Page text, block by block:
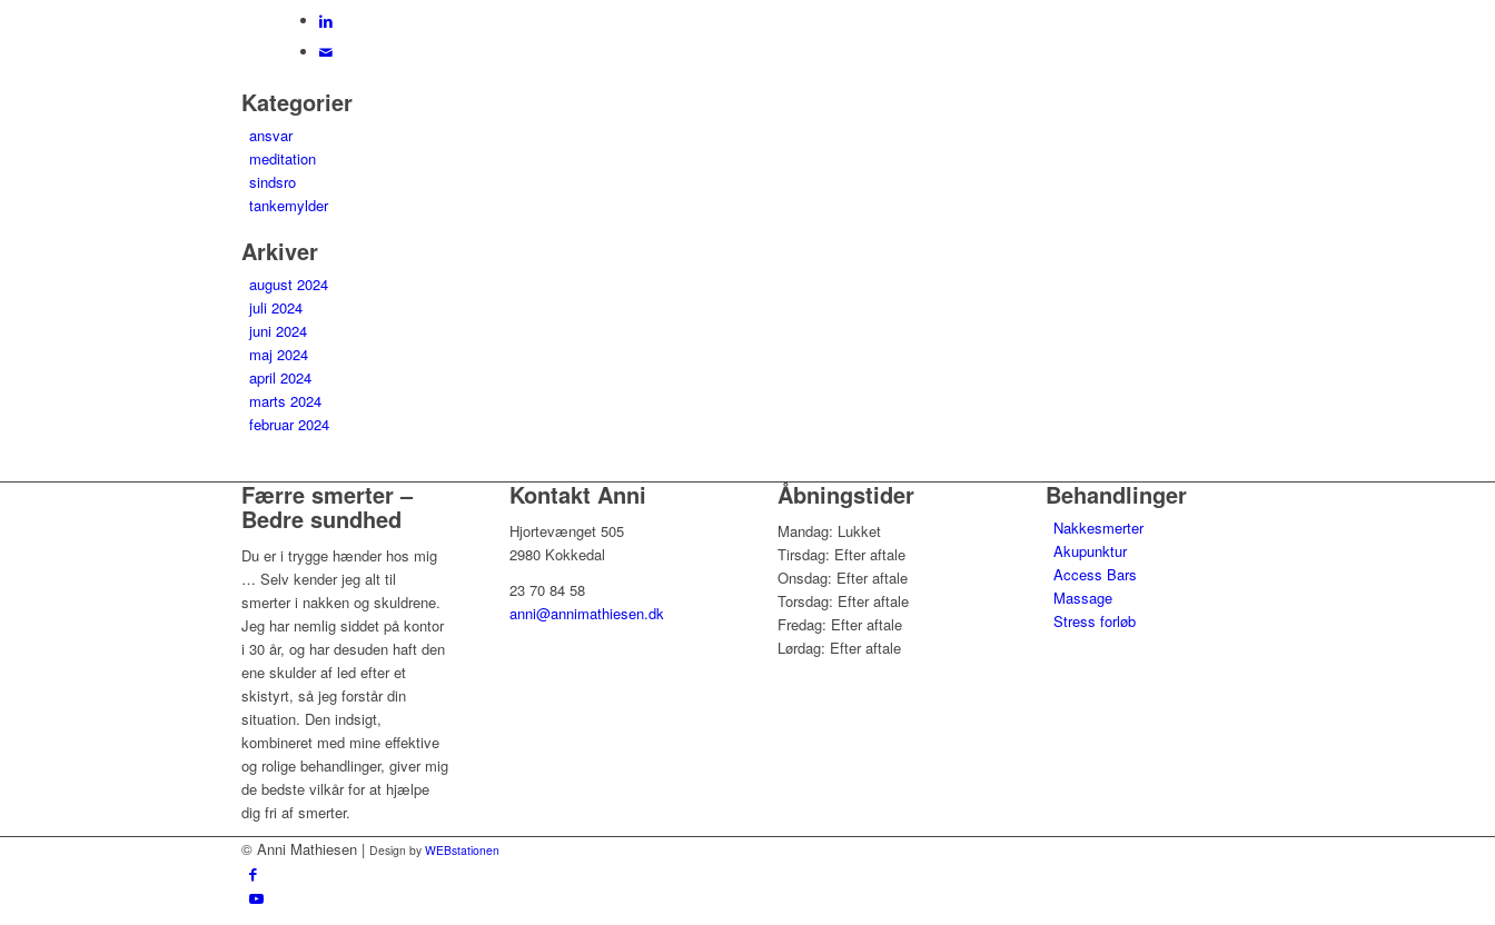
Kategorier
ansvar
meditation
sindsro
tankemylder
Arkiver
august 2024
juli 2024
juni 2024
maj 2024
april 2024
marts 2024
februar 2024
Færre smerter –
Bedre sundhed
Du er i trygge hænder hos mig
… Selv kender jeg alt til
smerter i nakken og skuldrene.
Jeg har nemlig siddet på kontor
i 30 år, og har desuden haft den
ene skulder af led efter et
skistyrt, så jeg forstår din
situation. Den indsigt,
kombineret med mine effektive
og rolige behandlinger, giver mig
de bedste vilkår for at hjælpe
dig fri af smerter.
Kontakt Anni
Hjortevænget 505
2980 Kokkedal
23 70 84 58
anni@annimathiesen.dk
Åbningstider
Mandag: Lukket
Tirsdag: Efter aftale
Onsdag: Efter aftale
Torsdag: Efter aftale
Fredag: Efter aftale
Lørdag: Efter aftale
Behandlinger
Nakkesmerter
Akupunktur
Access Bars
Massage
Stress forløb
© Anni Mathiesen | Design by WEBstationen